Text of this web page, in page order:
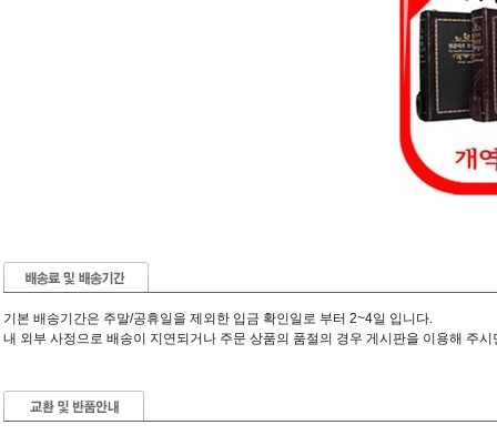
기본 배송기간은 주말/공휴일을 제외한 입금 확인일로 부터 2~4일 입니다.
내 외부 사정으로 배송이 지연되거나 주문 상품의 품절의 경우 게시판을 이용해 주